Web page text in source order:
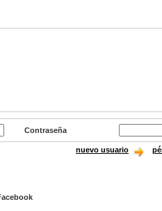
Contraseña
nuevo usuario